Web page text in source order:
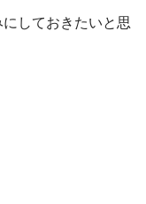
しておきたいと思